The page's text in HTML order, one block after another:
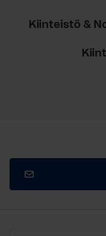
Kiinteistö &